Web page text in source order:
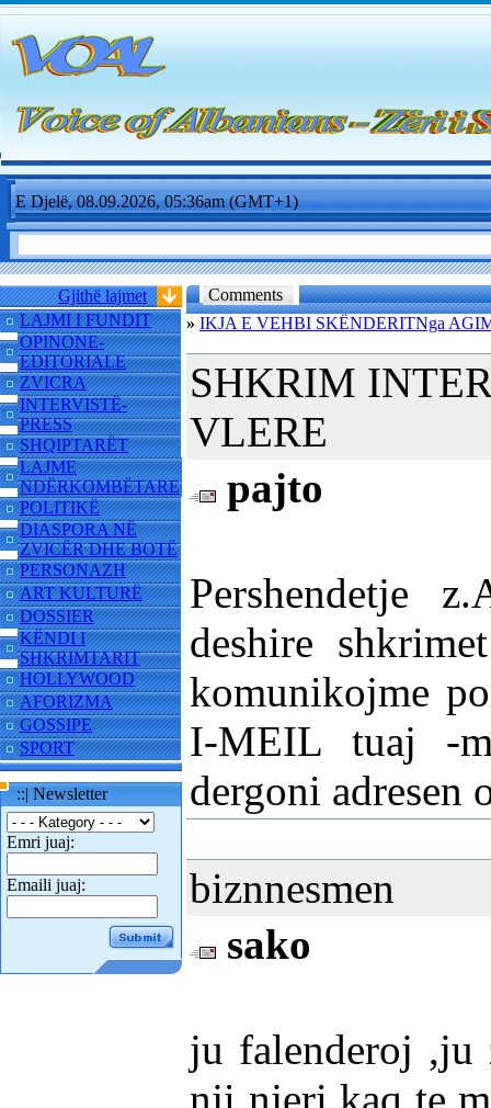
E Djelë, 08.09.2026, 05:36am (GMT+1)
Gjithë lajmet
LAJMI I FUNDIT
OPINONE-
EDITORIALE
ZVICRA
INTERVISTË-
PRESS
SHQIPTARËT
LAJME
NDËRKOMBËTARE
POLITIKË
DIASPORA NË
ZVICËR DHE BOTË
PERSONAZH
ART KULTURË
DOSSIER
KËNDI I
SHKRIMTARIT
HOLLYWOOD
AFORIZMA
GOSSIPE
SPORT
::| Newsletter
Emri juaj:
Emaili juaj:
Comments
» IKJA E VEHBI SKËNDERITNga
SHKRIM
VLERE
pajto
Pershendetje
deshire
komunikojme
I-MEIL tuaj -
dergoni adresen
biznnesmen
sako
ju falenderoj ,ju